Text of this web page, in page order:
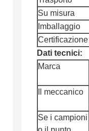
Su misura
Imballaggio
Certificazione
Dati tecnici:
Marca
Il meccanico
Se i campioni